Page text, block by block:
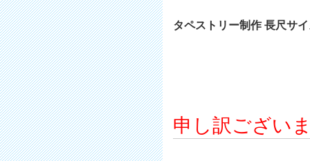
タペストリー制作 長尺サ
申し訳ござい